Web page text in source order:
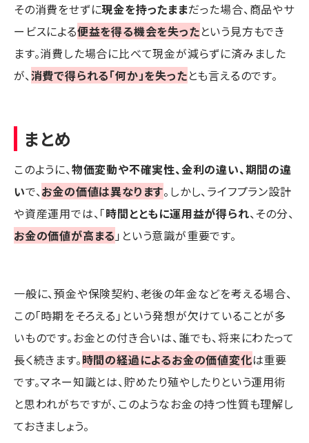
その消費をせずに現金を持ったままだった場合、商品やサ
ービスによる便益を得る機会を失ったという見方もでき
ます。消費した場合に比べて現金が減らずに済みました
が、消費で得られる「何か」を失ったとも言えるのです。
まとめ
このように、物価変動や不確実性、金利の違い、期間の違
いで、お金の価値は異なります。しかし、ライフプラン設計
や資産運用では、「時間とともに運用益が得られ、その分、
お金の価値が高まる 」という意識が重要です。
一般に、預金や保険契約、老後の年金などを考える場合、
この「時期をそろえる」という発想が欠けていることが多
いものです。お金との付き合いは、誰でも、将来にわたって
長く続きます。時間の経過によるお金の価値変化は重要
です。マネー知識とは、貯めたり殖やしたりという運用術
と思われがちですが、このようなお金の持つ性質も理解し
ておきましょう。